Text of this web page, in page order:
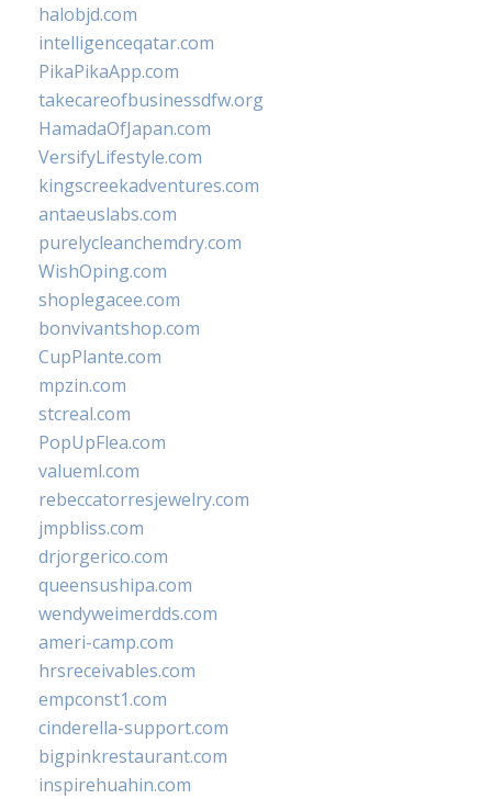
halobjd.com
intelligenceqatar.com
PikaPikaApp.com
takecareofbusinessdfw.org
HamadaOfJapan.com
VersifyLifestyle.com
kingscreekadventures.com
antaeuslabs.com
purelycleanchemdry.com
WishOping.com
shoplegacee.com
bonvivantshop.com
CupPlante.com
mpzin.com
stcreal.com
PopUpFlea.com
valueml.com
rebeccatorresjewelry.com
jmpbliss.com
drjorgerico.com
queensushipa.com
wendyweimerdds.com
ameri-camp.com
hrsreceivables.com
empconst1.com
cinderella-support.com
bigpinkrestaurant.com
inspirehuahin.com